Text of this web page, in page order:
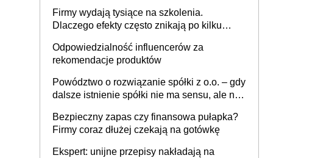
firmie
Firmy wydają tysiące na szkolenia.
Dlaczego efekty często znikają po kilku
Odpowiedzialność influencerów za
rekomendacje produktów
Powództwo o rozwiązanie spółki z o.o. – gdy
dalsze istnienie spółki nie ma sensu, ale nie
Bezpieczny zapas czy finansowa pułapka?
Firmy coraz dłużej czekają na gotówkę
Ekspert: unijne przepisy nakładają na